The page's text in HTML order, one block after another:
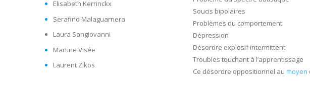
Elisabeth Kerrinckx
Serafino Malaguarnera
Laura Sangiovanni
Martine Visée
Laurent Zikos
Soucis bipolaires
Problèmes du comportement
Dépression
Désordre explosif intermittent
Troubles touchant à l’apprentissage
Ce désordre oppositionnel au moyen